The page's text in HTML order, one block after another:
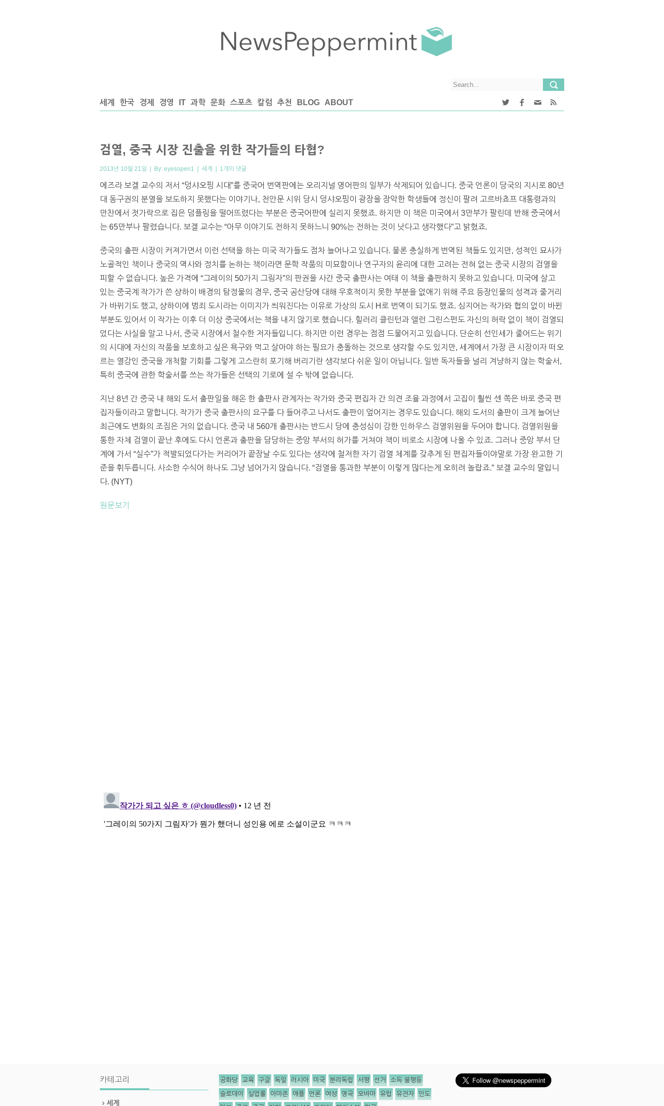
세계 한국 경제 경영 IT 과학 문화 스포츠 칼럼 추천 BLOG ABOUT
검열, 중국 시장 진출을 위한 작가들의 타협?
2013년 10월 21일 | By: eyesopen1 | 세계 | 1개의 댓글
에즈라 보겔 교수의 저서 “덩샤오핑 시대”를 중국어 번역판에는 오리지널 영어판의 일부가 삭제되어 있습니다. 중국 언론이 당국의 지시로 80년
대 동구권의 분열을 보도하지 못했다는 이야기나, 천안문 시위 당시 덩샤오핑이 광장을 장악한 학생들에 정신이 팔려 고르바쵸프 대통령과의
만찬에서 젓가락으로 집은 덤플링을 떨어뜨렸다는 부분은 중국어판에 실리지 못했죠. 하지만 이 책은 미국에서 3만부가 팔린데 반해 중국에서
는 65만부나 팔렸습니다. 보겔 교수는 “아무 이야기도 전하지 못하느니 90%는 전하는 것이 낫다고 생각했다”고 밝혔죠.
중국의 출판 시장이 커져가면서 이런 선택을 하는 미국 작가들도 점차 늘어나고 있습니다. 물론 충실하게 번역된 책들도 있지만, 성적인 묘사가
노골적인 책이나 중국의 역사와 정치를 논하는 책이라면 문학 작품의 미묘함이나 연구자의 윤리에 대한 고려는 전혀 없는 중국 시장의 검열을
피할 수 없습니다. 높은 가격에 “그레이의 50가지 그림자”의 판권을 사간 중국 출판사는 여태 이 책을 출판하지 못하고 있습니다. 미국에 살고
있는 중국계 작가가 쓴 샹하이 배경의 탐정물의 경우, 중국 공산당에 대해 우호적이지 못한 부분을 없애기 위해 주요 등장인물의 성격과 줄거리
가 바뀌기도 했고, 샹하이에 범죄 도시라는 이미지가 씌워진다는 이유로 가상의 도시 H로 번역이 되기도 했죠. 심지어는 작가와 협의 없이 바뀐
부분도 있어서 이 작가는 이후 더 이상 중국에서는 책을 내지 않기로 했습니다. 힐러리 클린턴과 앨런 그린스펀도 자신의 허락 없이 책이 검열되
었다는 사실을 알고 나서, 중국 시장에서 철수한 저자들입니다. 하지만 이런 경우는 점점 드물어지고 있습니다. 단순히 선인세가 줄어드는 위기
의 시대에 자신의 작품을 보호하고 싶은 욕구와 먹고 살아야 하는 필요가 충돌하는 것으로 생각할 수도 있지만, 세계에서 가장 큰 시장이자 떠오
르는 열강인 중국을 개척할 기회를 그렇게 고스란히 포기해 버리기란 생각보다 쉬운 일이 아닙니다. 일반 독자들을 널리 겨냥하지 않는 학술서,
특히 중국에 관한 학술서를 쓰는 작가들은 선택의 기로에 설 수 밖에 없습니다.
지난 8년 간 중국 내 해외 도서 출판일을 해온 한 출판사 관계자는 작가와 중국 편집자 간 의견 조율 과정에서 고집이 훨씬 센 쪽은 바로 중국 편
집자들이라고 말합니다. 작가가 중국 출판사의 요구를 다 들어주고 나서도 출판이 엎어지는 경우도 있습니다. 해외 도서의 출판이 크게 늘어난
최근에도 변화의 조짐은 거의 없습니다. 중국 내 560개 출판사는 반드시 당에 충성심이 강한 인하우스 검열위원을 두어야 합니다. 검열위원을
통한 자체 검열이 끝난 후에도 다시 언론과 출판을 담당하는 중앙 부서의 허가를 거쳐야 책이 비로소 시장에 나올 수 있죠. 그러나 중앙 부서 단
계에 가서 “실수”가 적발되었다가는 커리어가 끝장날 수도 있다는 생각에 철저한 자기 검열 체계를 갖추게 된 편집자들이야말로 가장 완고한 기
준을 휘두릅니다. 사소한 수식어 하나도 그냥 넘어가지 않습니다. “검열을 통과한 부분이 이렇게 많다는게 오히려 놀랍죠.” 보겔 교수의 말입니
다. (NYT)
원문보기
카테고리
세계
공화당 교육 구글 독일 러시아 미국 분리독립 서평 선거 소득 불평등
슬로데이 실업률 아마존 애플 언론 여성 영국 오바마 유럽 유전자 인도